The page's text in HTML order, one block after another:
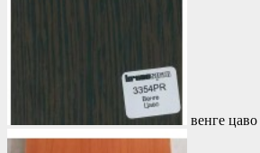
венге цаво